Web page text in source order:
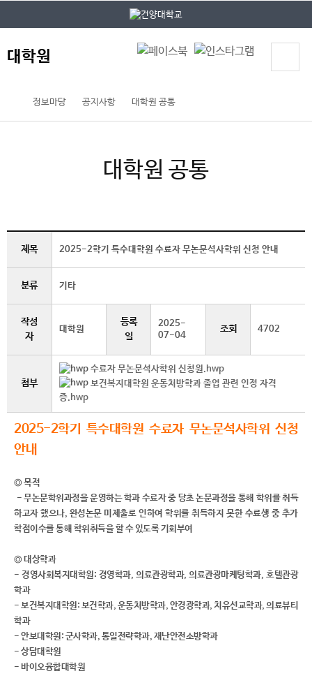
대학원
정보마당 공지사항 대학원 공통
대학원 공통
제목 2025-2학기 특수대학원 수료자 무논문석사학위 신청 안내
분류 기타
작성
자
대학원
등록
일
2025-
07-04
조회 4702
첨부
수료자 무논문석사학위 신청원.hwp
보건복지대학원 운동처방학과 졸업 관련 인정 자격
증.hwp
2025-2학기 특수대학원 수료자 무논문석사학위 신청
안내
◎ 목적
- 무논문학위과정을 운영하는 학과 수료자 중 당초 논문과정을 통해 학위를 취득
하고자 했으나, 완성논문 미제출로 인하여 학위를 취득하지 못한 수료생 중 추가
학점이수를 통해 학위취득을 할 수 있도록 기회부여
◎ 대상학과
- 경영사회복지대학원: 경영학과, 의료관광학과, 의료관광마케팅학과, 호텔관광
학과
- 보건복지대학원: 보건학과, 운동처방학과, 안경광학과, 치유선교학과, 의료뷰티
학과
- 안보대학원: 군사학과, 통일전략학과, 재난안전소방학과
- 상담대학원
- 바이오융합대학원